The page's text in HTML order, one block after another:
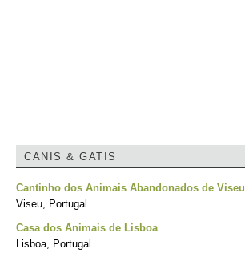
CANIS & GATIS
Cantinho dos Animais Abandonados de Viseu
Viseu, Portugal
Casa dos Animais de Lisboa
Lisboa, Portugal